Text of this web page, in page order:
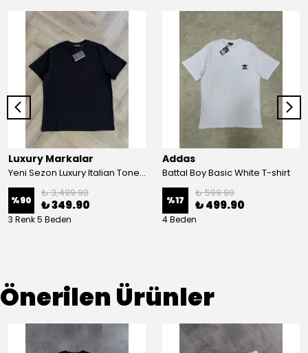
Luxury Markalar
Yeni Sezon Luxury Italian Tone To Tone Mini Logo Classic T-shirt
%90
₺ 3,499.90
₺ 349.90
3 Renk 5 Beden
Addas
Battal Boy Basic White T-shirt
%17
₺ 599.90
₺ 499.90
4 Beden
Önerilen Ürünler